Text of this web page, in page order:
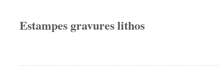
Estampes gravures lithos